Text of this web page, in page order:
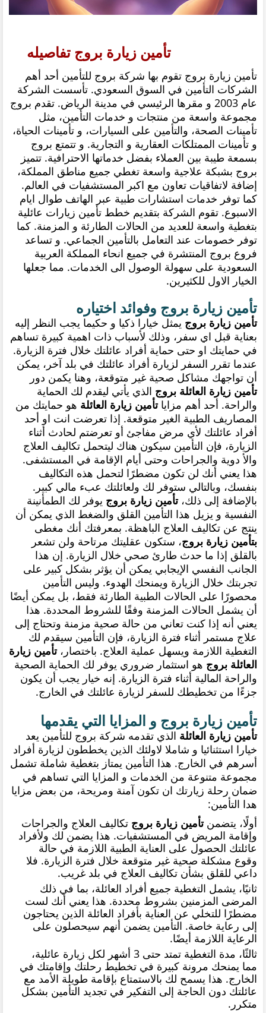
تأمين زيارة بروج تفاصيله
تأمين زيارة بروج تقوم بها شركة بروج للتأمين أحد أهم
الشركات التأمين في السوق السعودي. تأسست الشركة
عام 2003 و مقرها الرئيسي في مدينة الرياض. تقدم بروج
مجموعة واسعة من منتجات و خدمات التأمين، مثل
تأمينات الصحة، والتأمين على السيارات، و تأمينات الحياة،
و تأمينات الممتلكات العقارية و التجارية. و تتمتع بروج
بسمعة طيبة بين العملاء بفضل خدماتها الاحترافية. تتميز
بروج بشبكة علاجية واسعة تغطي جميع مناطق المملكة،
إضافة لاتفاقيات تعاون مع اكبر المستشفيات في العالم.
كما توفر خدمات استشارات طبية عبر الهاتف طوال ايام
الاسبوع. تقوم الشركة بتقديم خطط تأمين زيارات عائلية
بتغطية واسعة للعديد من الحالات الطارئة و المزمنة. كما
توفر خصومات عند التعامل بالتأمين الجماعي. و تساعد
فروع بروج المنتشرة في جميع انحاء المملكة العربية
السعودية على سهولة الوصول الى الخدمات. مما جعلها
الخيار الاول للكثيرين.
تأمين زيارة بروج وفوائد اختياره
تأمين زيارة بروج يمثل خيارا ذكيا و حكيما يجب النظر إليه
بعناية قبل اي سفر، وذلك لأسباب ذات اهمية كبيرة تساهم
في حمايتك او حتى حماية أفراد عائلتك خلال فترة الزيارة.
عندما تقرر السفر لزيارة أفراد عائلتك في بلد آخر، يمكن
أن تواجهك مشاكل صحية غير متوقعة، وهنا يكمن دور
تأمين زيارة العائلة بروج الذي يأتي ليقدم لك الحماية
والراحة. أحد أهم مزايا تأمين زيارة العائلة هو حمايتك من
المصاريف الطبية الغير متوقعة. إذا تعرضت انت او أحد
أفراد عائلتك لأي مرض مفاجئ أو تعرضتم لحادث أثناء
الزيارة، فإن التأمين سيكون هناك ليتحمل تكاليف العلاج
والأ دوية والجراحات وحتى أيام الإقامة في المستشفى.
هذا يعني أنك لن تكون مضطرًا لتحمل هذه التكاليف
بنفسك، وبالتالي ستوفر لك ولعائلتك عبء مالي كبير .
بالإضافة إلى ذلك، تأمين زيارة بروج يوفر لك الطمأنينة
النفسية و يزيل هذا التأمين القلق والضغط الذي يمكن أن
ينتج عن تكاليف العلاج الباهظة. بمعرفتك أنك مغطى
بتأمين زيارة بروج، ستكون عقليتك مرتاحة ولن تشعر
بالقلق إذا ما حدث طارئ صحي خلال الزيارة. إن هذا
الجانب النفسي الإيجابي يمكن أن يؤثر بشكل كبير على
تجربتك خلال الزيارة ويمنحك الهدوء. وليس التأمين
محصورًا على الحالات الطبية الطارئة فقط، بل يمكن أيضًا
أن يشمل الحالات المزمنة وفقًا للشروط المحددة. هذا
يعني أنه إذا كنت تعاني من حالة صحية مزمنة وتحتاج إلى
علاج مستمر أثناء فترة الزيارة، فإن التأمين سيقدم لك
التغطية اللازمة ويسهل عملية العلاج. باختصار،تأمين زيارة
العائلة بروج هو استثمار ضروري يوفر لك الحماية الصحية
والراحة المالية أثناء فترة الزيارة. إنه خيار يجب أن يكون
جزءًا من تخطيطك للسفر لزيارة عائلتك في الخارج.
تأمين زيارة بروج و المزايا التي يقدمها
تأمين زيارة العائلة الذي تقدمه شركة بروج للتأمين يعد
خيارا استثنائيا و شاملا لاولئك الذين يخططون لزيارة أفراد
أسرهم في الخارج. هذا التأمين يمتاز بتغطية شاملة تشمل
مجموعة متنوعة من الخدمات و المزايا التي تساهم في
ضمان رحلة زيارتك ان تكون آمنة ومريحة، من بعض مزايا
هدا التأمين:
أولًا، يتضمنتأمين زيارة بروج تكاليف العلاج والجراحات
وإقامة المريض في المستشفيات. هذا يضمن لك ولأفراد
عائلتك الحصول على العناية الطبية اللازمة في حالة
وقوع مشكلة صحية غير متوقعة خلال فترة الزيارة. فلا
داعي للقلق بشأن تكاليف العلاج في بلد غريب.
ثانيًا، يشمل التغطية جميع أفراد العائلة، بما في ذلك
المرضى المزمنين بشروط محددة. هذا يعني أنك لست
مضطرًا للتخلي عن العناية بأفراد العائلة الذين يحتاجون
إلى رعاية خاصة. التأمين يضمن أنهم سيحصلون على
الرعاية اللازمة أيضًا.
ثالثًا، مدة التغطية تمتد حتى 3 أشهر لكل زيارة عائلية،
مما يمنحك مرونة كبيرة في تخطيط رحلتك وإقامتك في
الخارج. هذا يسمح لك بالاستمتاع بإقامة طويلة الأمد مع
عائلتك دون الحاجة إلى التفكير في تجديد التأمين بشكل
متكرر .